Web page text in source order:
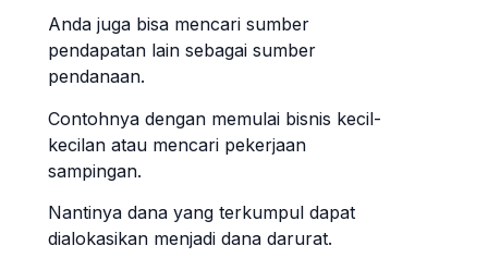
Anda juga bisa mencari sumber
pendapatan lain sebagai sumber
pendanaan.
Contohnya dengan memulai bisnis kecil-
kecilan atau mencari pekerjaan
sampingan.
Nantinya dana yang terkumpul dapat
dialokasikan menjadi dana darurat.